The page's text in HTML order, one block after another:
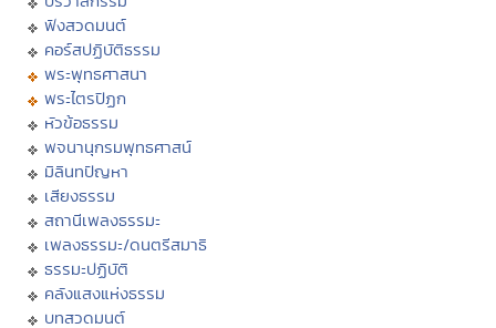
ฟังสวดมนต์
คอร์สปฏิบัติธรรม
พระพุทธศาสนา
พระไตรปิฏก
หัวข้อธรรม
พจนานุกรมพุทธศาสน์
มิลินทปัญหา
เสียงธรรม
สถานีเพลงธรรมะ
เพลงธรรมะ/ดนตรีสมาธิ
ธรรมะปฏิบัติ
คลังแสงแห่งธรรม
บทสวดมนต์